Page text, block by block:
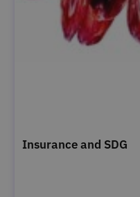
Insurance and SDG